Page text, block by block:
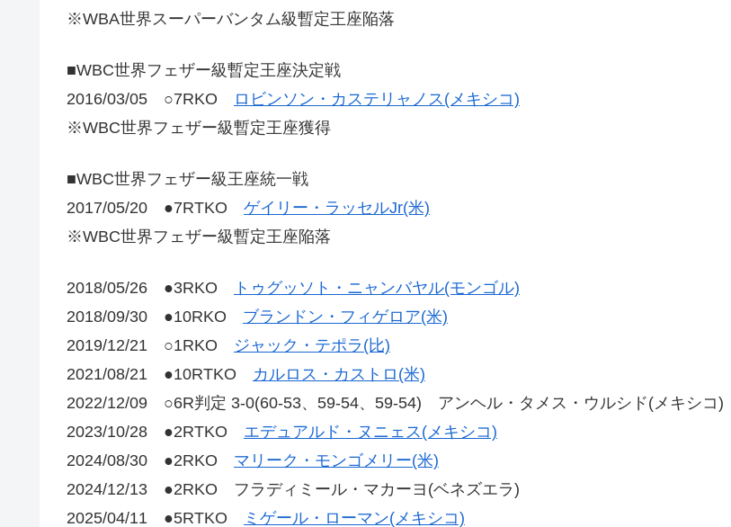
※WBA世界スーパーバンタム級暫定王座陥落
■WBC世界フェザー級暫定王座決定戦
2016/03/05 ○7RKO
ロビンソン・カステリャノス(メキシコ)
※WBC世界フェザー級暫定王座獲得
■WBC世界フェザー級王座統一戦
2017/05/20 ●7RTKO ゲイリー・ラッセルJr(米)
※WBC世界フェザー級暫定王座陥落
2018/05/26 ●3RKO
トゥグッソト・ニャンバヤル(モンゴル)
2018/09/30 ●10RKO ブランドン・フィゲロア(米)
2019/12/21 ○1RKO ジャック・テポラ(比)
2021/08/21 ●10RTKO カルロス・カストロ(米)
2022/12/09 ○6R判定 3-0(60-53、59-54、59-54) アンヘル・タメス・ウルシド(メキシコ)
2023/10/28 ●2RTKO エデュアルド・ヌニェス(メキシコ)
2024/08/30 ●2RKO マリーク・モンゴメリー(米)
2024/12/13 ●2RKO フラディミール・マカーヨ(ベネズエラ)
2025/04/11 ●5RTKO
ミゲール・ローマン(メキシコ)